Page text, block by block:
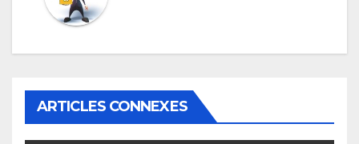
ARTICLES CONNEXES